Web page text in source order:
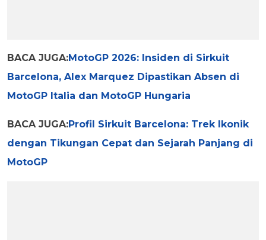
BACA JUGA:MotoGP 2026: Insiden di Sirkuit
Barcelona, Alex Marquez Dipastikan Absen di
MotoGP Italia dan MotoGP Hungaria
BACA JUGA:Profil Sirkuit Barcelona: Trek Ikonik
dengan Tikungan Cepat dan Sejarah Panjang di
MotoGP